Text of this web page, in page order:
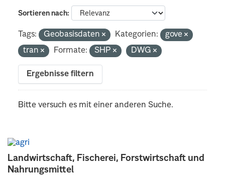
Landwirtschaft, Fischerei, Forstwirtschaft und
Nahrungsmittel
Sortieren nach
Tags: Geobasisdaten Kategorien:
gove
tran
Formate: SHP DWG
Ergebnisse filtern
Bitte versuch es mit einer anderen Suche.